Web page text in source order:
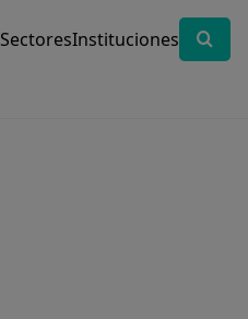
SectoresInstituciones